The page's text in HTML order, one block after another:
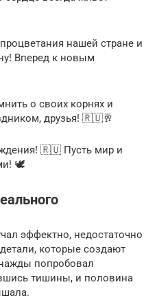
нашей стране и
Вперед к новым
о своих корнях и
друзья! 🇷🇺🥂
🇷🇺 Пусть мир и
🕊️
эффектно, недостаточно
которые создают
попробовал
тишины, и половина